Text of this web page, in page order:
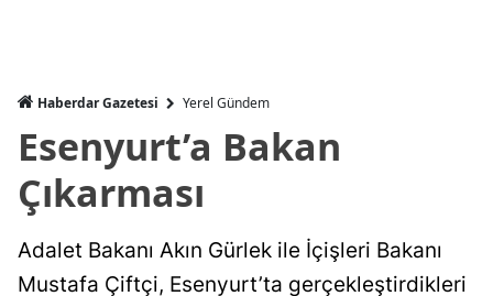
Haberdar Gazetesi Yerel Gündem
Esenyurt’a Bakan
Çıkarması
Adalet Bakanı Akın Gürlek ile İçişleri Bakanı
Mustafa Çiftçi, Esenyurt’ta gerçekleştirdikleri